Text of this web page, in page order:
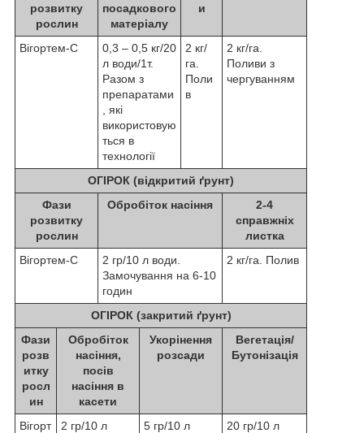
розвитку
рослин
посадкового
матеріалу
и
Вігортем-С
0,3 – 0,5 кг/20
л води/1т.
Разом з
препаратами
, які
використовую
ться в
технології
2 кг/
га.
Поли
в
2 кг/га.
Поливи з
чергуванням
ОГІРОК (відкритий ґрунт)
Фази
розвитку
рослин
Обробіток насіння
2-4
справжніх
листка
Вігортем-С
2 гр/10 л води.
Замочування на 6-10
годин
2 кг/га. Полив
ОГІРОК (закритий ґрунт)
Фази
розв
итку
росл
ин
Обробіток
насіння,
посів
насіння в
касети
Укорінення
розсади
Вегетація/
Бутонізація
Вігорт
2 гр/10 л
5 гр/10 л
20 гр/10 л